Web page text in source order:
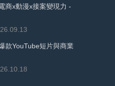
商x動漫x接案變現力 -
款YouTube短片與商業